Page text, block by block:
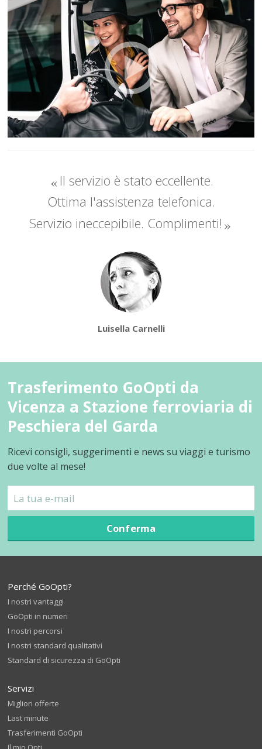
Il servizio è stato eccellente.
Ottima l'assistenza telefonica.
Servizio ineccepibile. Complimenti!
Luisella Carnelli
Trasferimento GoOpti da
Vicenza a Stazione ferroviaria di
Peschiera del Garda
Ricevi consigli, suggerimenti e news su viaggi e turismo
due volte al mese!
Conferma
Perché GoOpti?
I nostri vantaggi
GoOpti in numeri
I nostri percorsi
I nostri standard qualitativi
Standard di sicurezza di GoOpti
Servizi
Migliori offerte
Last minute
Trasferimenti GoOpti